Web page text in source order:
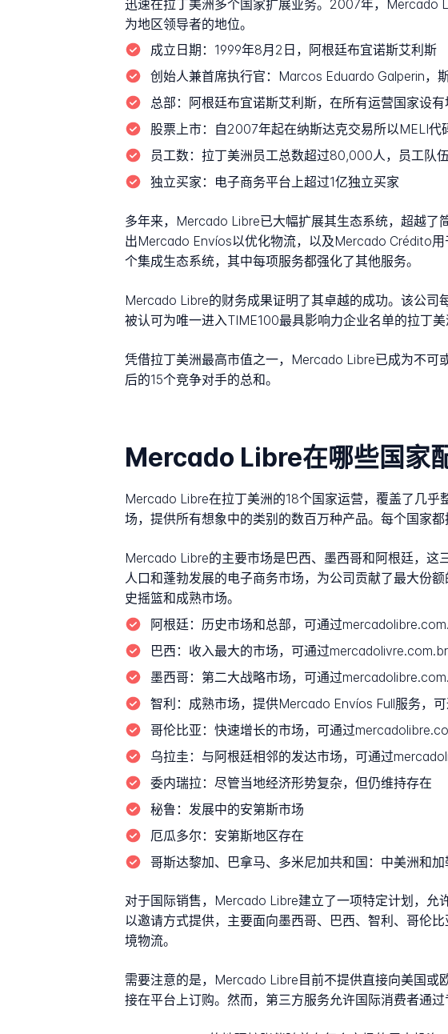
迅速在拉丁美洲多个国家扩展业务。2007年，Mercado
为地区领导者的地位。
成立日期： 1999年8月2日，阿根廷布宜诺斯艾利斯
创始人兼首席执行官：
Marcos Eduardo Galperin，
总部：
阿根廷布宜诺斯艾利斯，在所有运营国家设
股票上市：
自2007年起在纳斯达克交易所以MELI代
员工数： 拉丁美洲员工总数超过80,000人，员工队
独立买家：
电子商务平台上超过1亿独立买家
多年来，Mercado Libre已大幅扩展其生态系统，超越
出Mercado Envíos以优化物流，以及Mercado Crédito
个集成生态系统，其中每项服务都强化了其他服务。
Mercado Libre的财务成果证明了其卓越的成功。该公
被认可为唯一进入TIME100最具影响力企业名单的拉丁美
凭借拉丁美洲最高市值之一，Mercado Libre已成为不可
后的15个竞争对手的总和。
Mercado Libre在哪些国家
Mercado Libre在拉丁美洲的18个国家运营，覆盖了几
场，提供所有想象中的类别的数百万种产品。每个国家
Mercado Libre的主要市场是巴西、墨西哥和阿根廷，
人口和蓬勃发展的电子商务市场，为公司贡献了最大份
史摇篮和成熟市场。
阿根廷： 历史市场和总部，可通过
巴西： 收入最大的市场，可通过
墨西哥： 第二大战略市场，可通过
智利： 成熟市场，提供Mercado Envíos Full服务，
哥伦比亚： 快速增长的市场，可通过
乌拉圭： 与阿根廷相邻的发达市场，可通过
委内瑞拉： 尽管当地经济形势复杂，但仍维持存在
秘鲁： 发展中的安第斯市场
厄瓜多尔： 安第斯地区存在
哥斯达黎加、巴拿马、多米尼加共和国： 中美洲和
对于国际销售，Mercado Libre建立了一项特定计划，允
以邀请方式提供，主要面向墨西哥、巴西、智利、哥伦
境物流。
需要注意的是，Mercado Libre目前不提供直接向美国
接在平台上订购。然而，第三方服务允许国际消费者通